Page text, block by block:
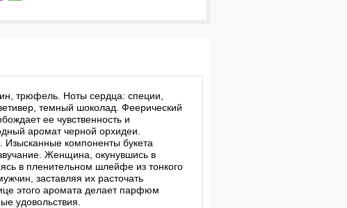
трюфель. Ноты сердца: специи,
темный шоколад. Феерический
ее чувственность и
аромат черной орхидеи.
Изысканные компоненты букета
Женщина, окунувшись в
в пленительном шлейфе из тонкого
заставляя их расточать
этого аромата делает парфюм
удовольствия.